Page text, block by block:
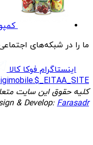
ما را در شبکه‌های
اینستاگرام فوکا کالا
کلیه حقوق این سایت
& Develop:Farasadr